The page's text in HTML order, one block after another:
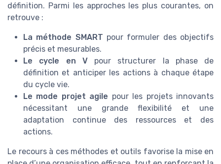
définition. Parmi les approches les plus courantes, on
retrouve :
La méthode SMART pour formuler des objectifs
précis et mesurables.
Le cycle en Vpour structurer la phase de
définition et anticiper les actions à chaque étape
du cycle vie.
Le mode projet agile pour les projets innovants
nécessitant une grande flexibilité et une
adaptation continue des ressources et des
actions.
Le recours à ces méthodes et outils favorise la mise en